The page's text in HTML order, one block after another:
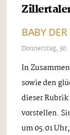
BABY
Donnerstag,
In
sowie den
dieser
vorstellen.
um 05.01